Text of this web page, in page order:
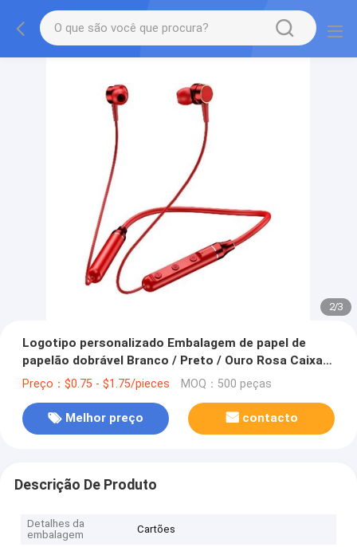
2/3
Logotipo personalizado Embalagem de papel de
papelão dobrável Branco / Preto / Ouro Rosa Caixa
de presente magnética de luxo com fecho de fita
Preço：$0.75 - $1.75/pieces MOQ：500 peças
Melhor preço contacto
Descrição De Produto
Detalhes da
embalagem
Cartões